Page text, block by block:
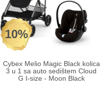
10%
Cybex Melio Magic Black kolica
3 u 1 sa auto sedištem Cloud
G I-size - Moon Black